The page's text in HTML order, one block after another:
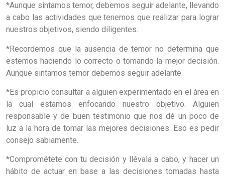
*Aunque sintamos temor, debemos seguir adelante, llevando
a cabo las actividades que tenemos que realizar para lograr
nuestros objetivos, siendo diligentes.
*Recordemos que la ausencia de temor no determina que
estemos haciendo lo correcto o tomando la mejor decisión.
Aunque sintamos temor debemos seguir adelante.
*Es propicio consultar a alguien experimentado en el área en
la cual estamos enfocando nuestro objetivo. Alguien
responsable y de buen testimonio que nos dé un poco de
luz a la hora de tomar las mejores decisiones. Eso es pedir
consejo sabiamente.
*Comprométete con tu decisión y llévala a cabo, y hacer un
hábito de actuar en base a las decisiones tomadas hasta